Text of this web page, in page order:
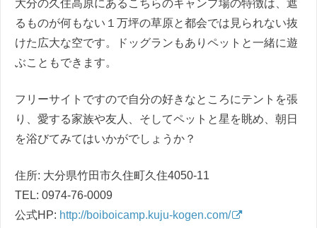
大分の久住高原にあるこちらのキャンプ場の特徴は、遮
るものが何もない１万坪の草原と都会では見られない抜
けた広大な空です。ドッグランもありペットと一緒に遊
ぶこともできます。
フリーサイトですので自分の好きなところにテントを張
り、愛する家族や友人、そしてペットと星を眺め、朝日
を浴びてみてはいかがでしょうか？
住所: 大分県竹田市久住町久住4050-11
TEL: 0974-76-0009
公式HP: http://boiboicamp.kuju-kogen.com/